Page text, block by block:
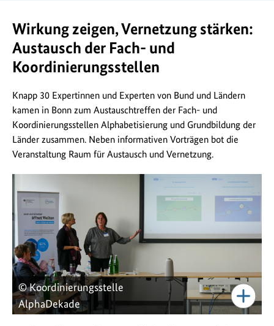
Wirkung zeigen, Vernetzung stärken:
Austausch der Fach- und
Koordinierungsstellen
Knapp 30 Expertinnen und Experten von Bund und Ländern
kamen in Bonn zum Austauschtreffen der Fach- und
Koordinierungsstellen Alphabetisierung und Grundbildung der
Länder zusammen. Neben informativen Vorträgen bot die
Veranstaltung Raum für Austausch und Vernetzung.
© Koordinierungsstelle
AlphaDekade